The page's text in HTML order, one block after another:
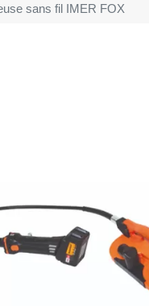
sans fil IMER FOX